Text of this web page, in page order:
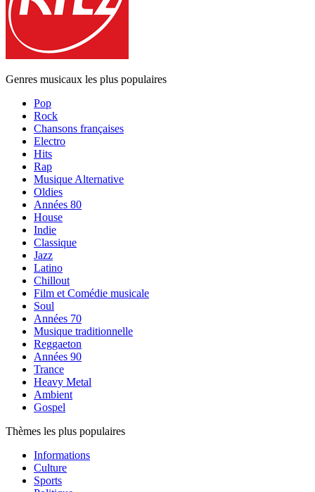
Genres musicaux les plus populaires
Pop
Rock
Chansons françaises
Electro
Hits
Rap
Musique Alternative
Oldies
Années 80
House
Indie
Classique
Jazz
Latino
Chillout
Film et Comédie musicale
Soul
Années 70
Musique traditionnelle
Reggaeton
Années 90
Trance
Heavy Metal
Ambient
Gospel
Thèmes les plus populaires
Informations
Culture
Sports